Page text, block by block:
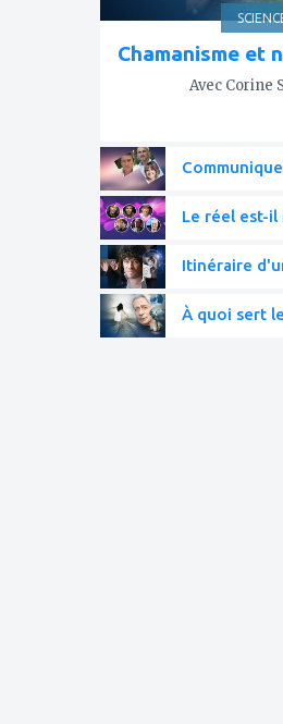
Chamanisme et
Avec Corine
Le réel est-il
Itinéraire
À quoi sert